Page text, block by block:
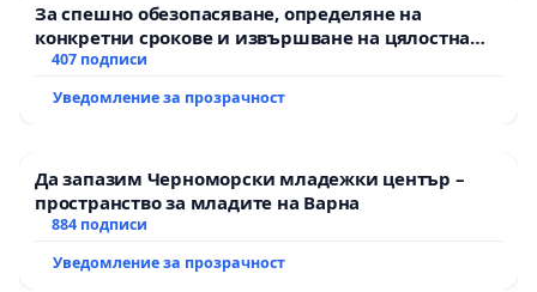
навлизане на ВЕИ.
МИ може да спаси страната от водна
криза.
вятърни централи принуди ВЕЦ-овете да работят
в разрушителен режим, което доведе до
ключът към възстановяване на баланса.
За спешно обезопасяване, определяне на
конкретни срокове и извършване на цялостна
рехабилитация на републиканския път между
Мирово - к.к. Момин проход
407 подписи
Уведомление за прозрачност
Да запазим Черноморски младежки център –
пространство за младите на Варна
884 подписи
Уведомление за прозрачност